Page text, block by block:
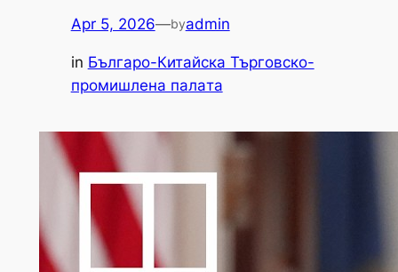
Apr 5, 2026—byadmin
in Българо-Китайска Търговско-
промишлена палaта